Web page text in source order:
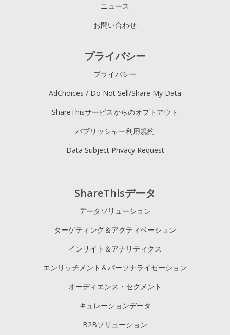
ShareThisデータ
データソリューション
ターゲティング＆アクティベーション
インサイト＆アナリティクス
エンリッチメント＆パーソナライゼーション
オーディエンス・セグメント
キュレーションデータ
B2Bソリューション
ニュース
お問い合わせ
プライバシー
プライバシー
AdChoices / Do Not Sell/Share My Data
ShareThisサービスからのオプトアウト
パブリッシャー利用規約
Data Subject Privacy Request